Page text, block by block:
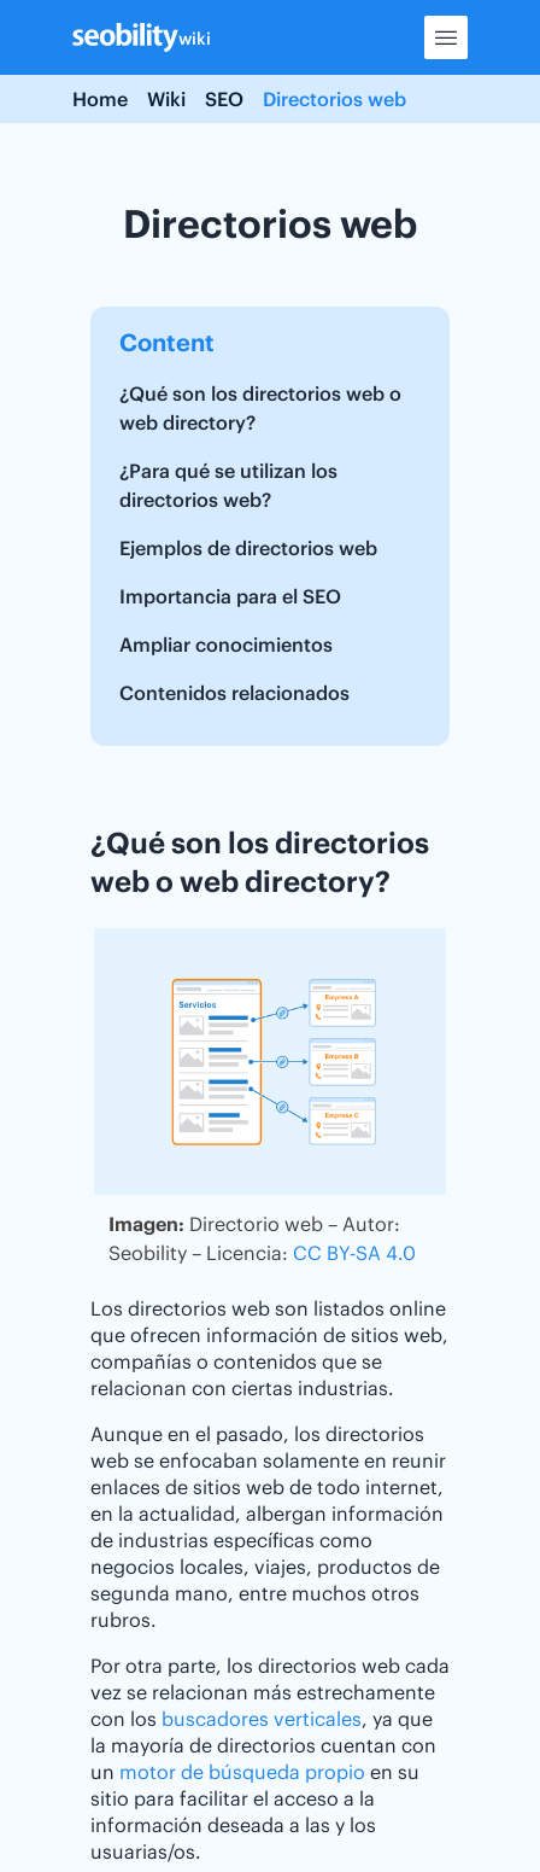
content
wiki
Home Wiki SEO Directorios web
Directorios web
Content
¿Qué son los directorios web o
web directory?
¿Para qué se utilizan los
directorios web?
Ejemplos de directorios web
Importancia para el SEO
Ampliar conocimientos
Contenidos relacionados
¿Qué son los directorios
web o web directory?
Imagen: Directorio web – Autor:
Seobility – Licencia: CC BY-SA 4.0
Los directorios web son listados online
que ofrecen información de sitios web,
compañías o contenidos que se
relacionan con ciertas industrias.
Aunque en el pasado, los directorios
web se enfocaban solamente en reunir
enlaces de sitios web de todo internet,
en la actualidad, albergan información
de industrias específicas como
negocios locales, viajes, productos de
segunda mano, entre muchos otros
rubros.
Por otra parte, los directorios web cada
vez se relacionan más estrechamente
con los buscadores verticales, ya que
la mayoría de directorios cuentan con
un motor de búsqueda propio en su
sitio para facilitar el acceso a la
información deseada a las y los
usuarias/os.